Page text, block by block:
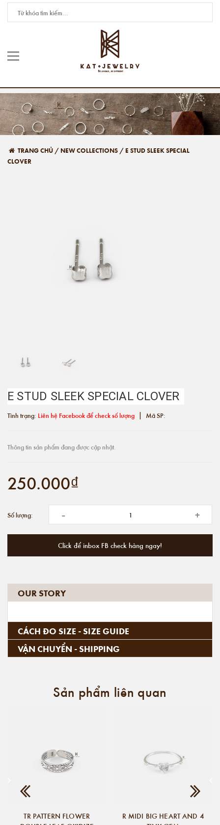
TRANG CHỦ / NEW COLLECTIONS / E STUD SLEEK SPECIAL
CLOVER
E STUD SLEEK SPECIAL CLOVER
Tình trạng: Liên hệ Facebook để check số lượng | Mã SP:
Thông tin sản phẩm đang được cập nhật.
250.000₫
Số lượng: - +
Click để inbox FB check hàng ngay!
OUR STORY
CÁCH ĐO SIZE - SIZE GUIDE
VẬN CHUYỂN - SHIPPING
Sản phẩm liên quan
TR PATTERN FLOWER
R MIDI BIG HEART AND 4